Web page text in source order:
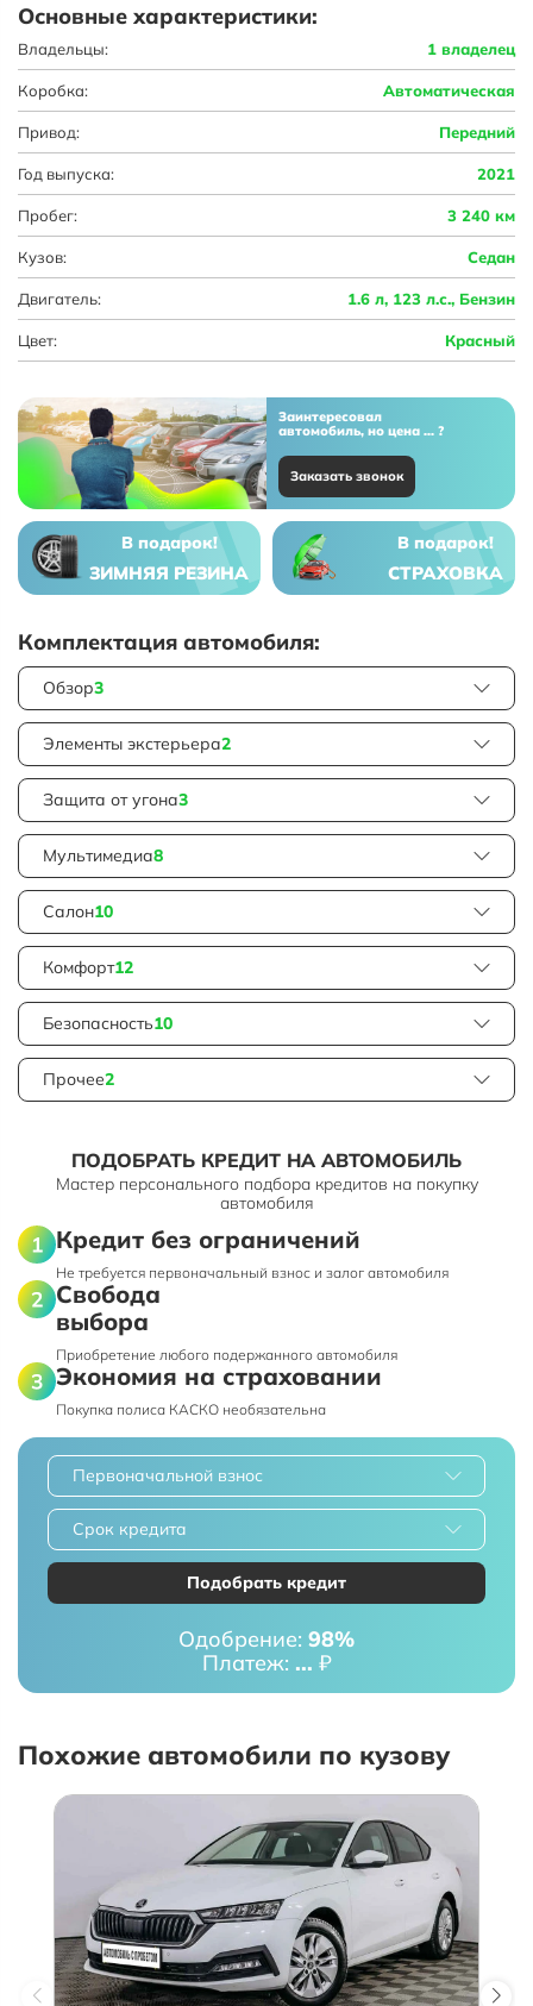
Основные характеристики:
Владельцы: 1 владелец
Коробка: Автоматическая
Привод: Передний
Год выпуска: 2021
Пробег: 3 240 км
Кузов: Седан
Двигатель: 1.6 л, 123 л.с., Бензин
Цвет: Красный
Заинтересовал
автомобиль, но цена ... ?
Заказать звонок
В подарок!
ЗИМНЯЯ РЕЗИНА
В подарок!
СТРАХОВКА
Комплектация автомобиля:
Обзор3
Элементы экстерьера2
Защита от угона3
Мультимедиа8
Салон10
Комфорт12
Безопасность10
Прочее2
ПОДОБРАТЬ КРЕДИТ НА АВТОМОБИЛЬ
Мастер персонального подбора кредитов на покупку
автомобиля
Кредит без ограничений
Не требуется первоначальный взнос и залог автомобиля
Свобода
выбора
Приобретение любого подержанного автомобиля
Экономия на страховании
Покупка полиса КАСКО необязательна
Первоначальной взнос
Срок кредита
Подобрать кредит
Одобрение: 98%
Платеж: ... ₽
Похожие автомобили по кузову